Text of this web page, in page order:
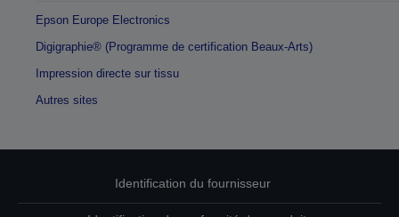
Epson Europe Electronics
Digigraphie® (Programme de certification Beaux-Arts)
Impression directe sur tissu
Autres sites
Identification du fournisseur